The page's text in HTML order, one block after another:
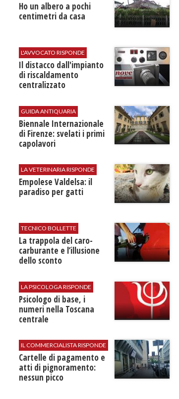
Ho un albero a pochi
centimetri da casa
L'AVVOCATO RISPONDE
Il distacco dall'impianto
di riscaldamento
centralizzato
GUIDA ANTIQUARIA
Biennale Internazionale
di Firenze: svelati i primi
capolavori
LA VETERINARIA RISPONDE
Empolese Valdelsa: il
paradiso per gatti
TECNICO BOLLETTE
​La trappola del caro-
carburante e l’illusione
dello sconto
LA PSICOLOGA RISPONDE
Psicologo di base, i
numeri nella Toscana
centrale
IL COMMERCIALISTA RISPONDE
Cartelle di pagamento e
atti di pignoramento:
nessun picco